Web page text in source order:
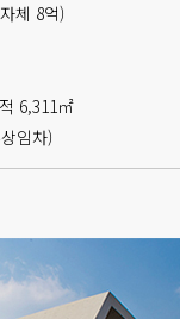
체 8억)
6,311㎡
임차)